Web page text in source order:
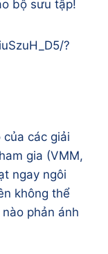
bộ sưu tập!
?
các giải
gia (VMM,
ngay ngôi
không thể
phản ánh